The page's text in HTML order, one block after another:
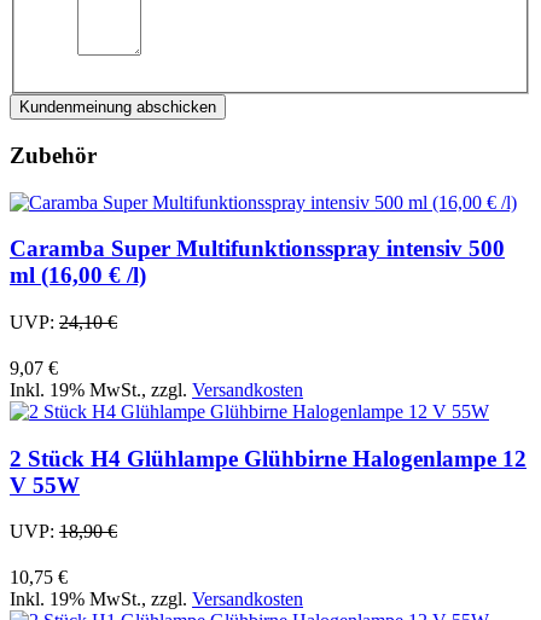
Kundenmeinung abschicken
Zubehör
Caramba Super Multifunktionsspray intensiv 500
ml (16,00 € /l)
UVP: 24,10 €
9,07 €
Inkl. 19% MwSt., zzgl. Versandkosten
2 Stück H4 Glühlampe Glühbirne Halogenlampe 12
V 55W
UVP: 18,90 €
10,75 €
Inkl. 19% MwSt., zzgl. Versandkosten